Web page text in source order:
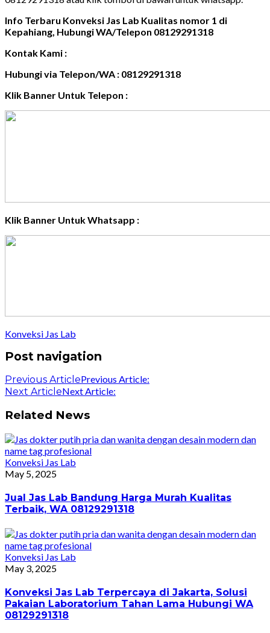
Info Terbaru Konveksi Jas Lab Kualitas nomor 1 di
Kepahiang, Hubungi WA/Telepon 08129291318
Kontak Kami :
Hubungi via Telepon/WA : 08129291318
Klik Banner Untuk Telepon :
Klik Banner Untuk Whatsapp :
Konveksi Jas Lab
Post navigation
Previous ArticlePrevious Article:
Next ArticleNext Article:
Related News
Konveksi Jas Lab
May 5, 2025
Jual Jas Lab Bandung Harga Murah Kualitas
Terbaik, WA 08129291318
Konveksi Jas Lab
May 3, 2025
Konveksi Jas Lab Terpercaya di Jakarta, Solusi
Pakaian Laboratorium Tahan Lama Hubungi WA
08129291318